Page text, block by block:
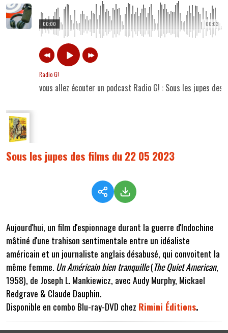
00:03
00:00
Radio G!
vous allez écouter un podcast Radio G! : Sous les jupes
Sous les jupes des films du 22 05 2023
Aujourd'hui, un film d'espionnage durant la guerre d'Indochine
mâtiné d'une trahison sentimentale entre un idéaliste
américain et un journaliste anglais désabusé, qui convoitent la
même femme.Un Américain bien tranquille(The Quiet American,
1958), de Joseph L. Mankiewicz, avec Audy Murphy, Mickael
Redgrave & Claude Dauphin.
Disponible en combo Blu-ray-DVD chez Rimini Éditions.